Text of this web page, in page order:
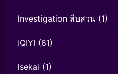
Investigation สืบสวน (1)
iQIYI (61)
Isekai (1)